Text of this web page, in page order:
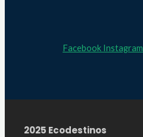
Facebook Instagram
2025 Ecodestinos